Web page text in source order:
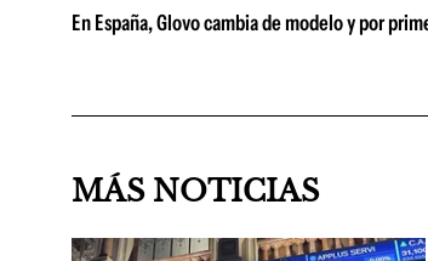
En España, Glovo cambia de modelo y por
MÁS NOTICIAS